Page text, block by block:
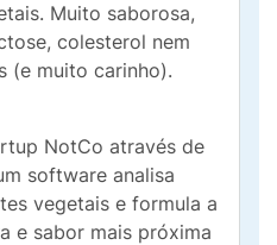
Muito saborosa,
colesterol nem
(e muito carinho).
NotCo através de
software analisa
vegetais e formula a
e sabor mais próxima